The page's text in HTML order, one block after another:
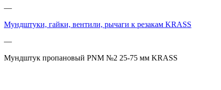
—
Мундштуки, гайки, вентили, рычаги к резакам KRASS
—
Мундштук пропановый PNM №2 25-75 мм KRASS